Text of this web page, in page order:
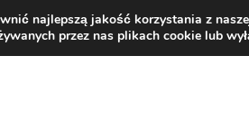
zł najlepszą jakość korzystania z
przez nas plikach cookie lub